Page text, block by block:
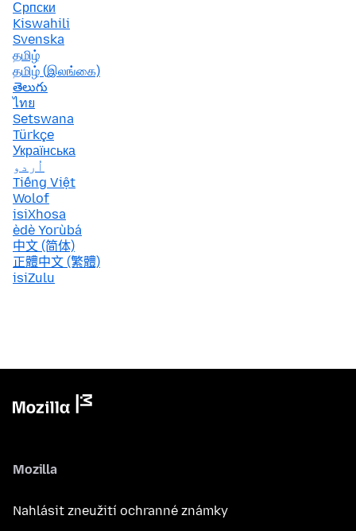
Српски
Kiswahili
Svenska
தமிழ்
தமிழ் (இலங்கை)
తెలుగు
ไทย
Setswana
Türkçe
Українська
اُردو
Tiếng Việt
Wolof
isiXhosa
èdè Yorùbá
中文 (简体)
正體中文 (繁體)
isiZulu
Mozilla
Nahlásit zneužití ochranné známky